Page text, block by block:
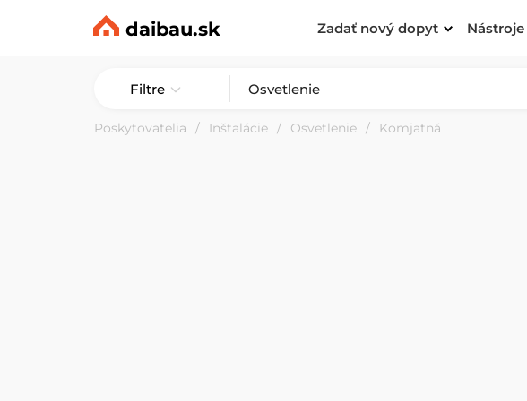
daibau.sk Zadať nový dopyt Nástroje
Filtre
Poskytovatelia Inštalácie Osvetlenie Komjatná